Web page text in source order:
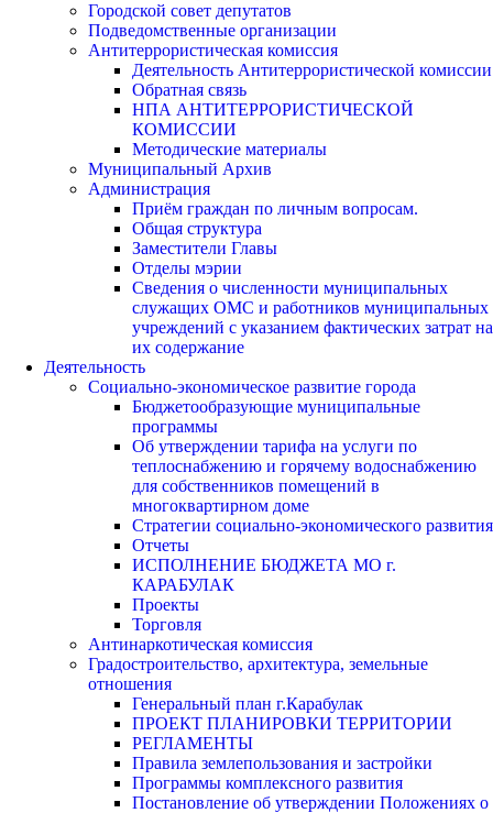
Городской совет депутатов
Подведомственные организации
Антитеррористическая комиссия
Деятельность Антитеррористической комиссии
Обратная связь
НПА АНТИТЕРРОРИСТИЧЕСКОЙ
КОМИССИИ
Методические материалы
Муниципальный Архив
Администрация
Приём граждан по личным вопросам.
Общая структура
Заместители Главы
Отделы мэрии
Сведения о численности муниципальных
служащих ОМС и работников муниципальных
учреждений с указанием фактических затрат на
их содержание
Деятельность
Социально-экономическое развитие города
Бюджетообразующие муниципальные
программы
Об утверждении тарифа на услуги по
теплоснабжению и горячему водоснабжению
для собственников помещений в
многоквартирном доме
Стратегии социально-экономического развития
Отчеты
ИСПОЛНЕНИЕ БЮДЖЕТА МО г.
КАРАБУЛАК
Проекты
Торговля
Антинаркотическая комиссия
Градостроительство, архитектура, земельные
отношения
Генеральный план г.Карабулак
ПРОЕКТ ПЛАНИРОВКИ ТЕРРИТОРИИ
РЕГЛАМЕНТЫ
Правила землепользования и застройки
Программы комплексного развития
Постановление об утверждении Положениях о